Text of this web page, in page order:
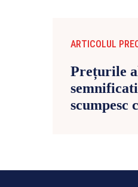
ARTICOLUL
Prețurile
scumpesc